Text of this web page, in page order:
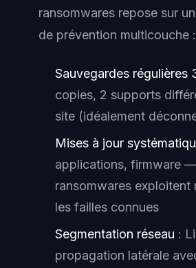
ransomwares repose sur
de prévention multicouche :
Sauvegardes régulières
copies, 2 supports
site (idéalement
Mises à jour
applications, firmware
ransomwares exploitent
les failles connues
Segmentation réseau :
propagation latérale